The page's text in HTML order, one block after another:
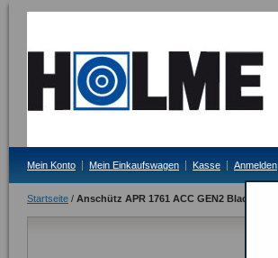
Mein Konto Mein Einkaufswagen Kasse Anmelden
Startseite / Anschütz APR 1761 ACC GEN2 Black